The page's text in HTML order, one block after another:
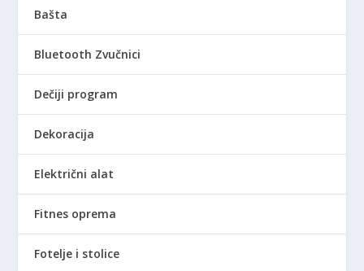
Bašta
Bluetooth Zvučnici
Dečiji program
Dekoracija
Električni alat
Fitnes oprema
Fotelje i stolice